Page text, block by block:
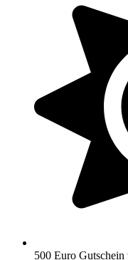
500 Euro